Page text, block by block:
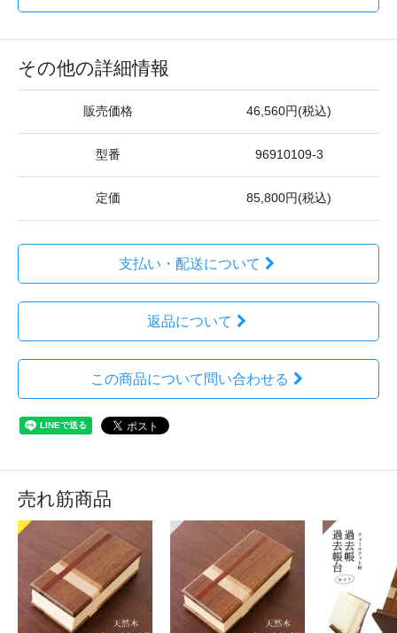
その他の詳細情報
販売価格 46,560円(税込)
型番 96910109-3
定価 85,800円(税込)
支払い・配送について
返品について
この商品について問い合わせる
売れ筋商品